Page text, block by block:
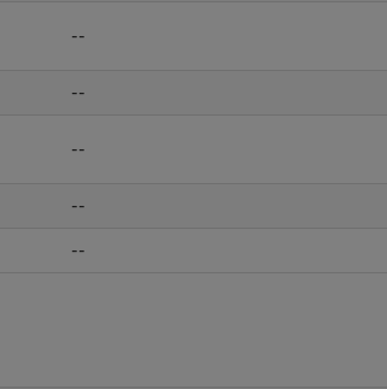
--
--
--
--
--